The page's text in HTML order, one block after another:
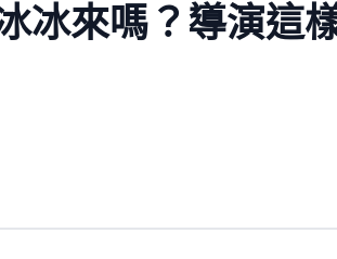
冰來嗎？導演